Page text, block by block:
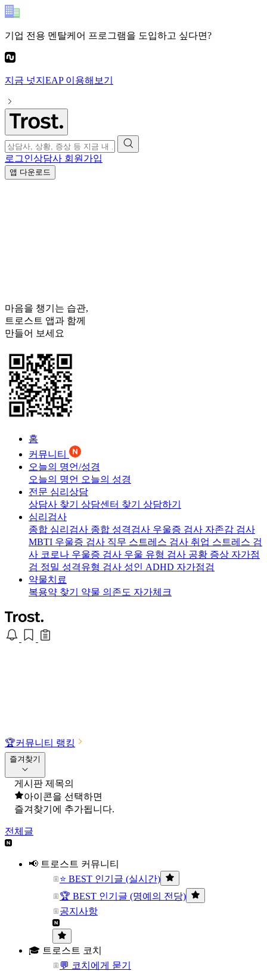
기업 전용 멘탈케어 프로그램을 도입하고 싶다면?
지금 넛지EAP이용해보기
로그인상담사 회원가입
앱 다운로드
마음을 챙기는 습관,
트로스트 앱과 함께
만들어 보세요
홈
커뮤니티
오늘의 명언/성경
오늘의 명언 오늘의 성경
전문 심리상담
상담사 찾기 상담센터 찾기 상담하기
심리검사
종합 심리검사 종합 성격검사 우울증 검사 자존감 검사
MBTI 우울증 검사 직무 스트레스 검사 취업 스트레스 검
사 코로나 우울증 검사 우울 유형 검사 공황 증상 자가점
검 정밀 성격유형 검사 성인 ADHD 자가점검
약물치료
복용약 찾기 약물 의존도 자가체크
🏆커뮤니티 랭킹
즐겨찾기
게시판 제목의
아이콘을 선택하면
즐겨찾기에 추가됩니다.
전체글
📢 트로스트 커뮤니티
⭐ BEST 인기글 (실시간)
🏆 BEST 인기글 (명예의 전당)
공지사항
🎓 트로스트 코치
💬 코치에게 묻기